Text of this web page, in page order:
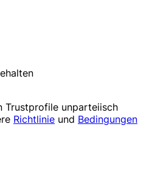
Trustprofile unparteiisch
Richtlinie und Bedingungen